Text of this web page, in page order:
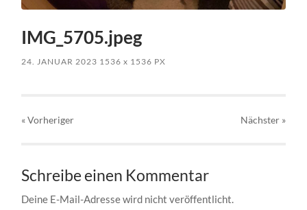
IMG_5705.jpeg
24. JANUAR 2023 1536x 1536 PX
« Vorheriger Nächster »
Schreibe einen Kommentar
Deine E-Mail-Adresse wird nicht veröffentlicht.